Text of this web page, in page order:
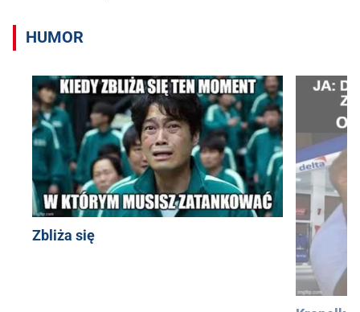
HUMOR
Zbliża się